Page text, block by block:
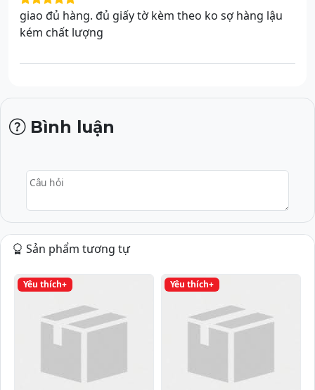
giao đủ hàng. đủ giấy tờ kèm theo ko sợ hàng lậu
kém chất lượng
Bình luận
Câu hỏi
Sản phẩm tương tự
Yêu thích+ Yêu thích+